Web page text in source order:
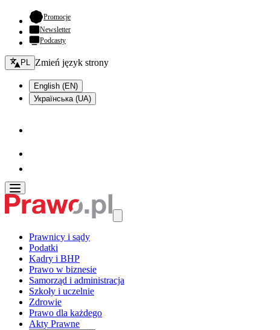
Promocje- otwiera się w nowej karcie
Newsletter
Podcasty
Zmień język - bieżący:
PL Zmień język strony
English (EN)
Українська (UA)
Prawnicy i sądy
Podatki
Kadry i BHP
Prawo w biznesie
Samorząd i administracja
Szkoły i uczelnie
Zdrowie
Prawo dla każdego
Akty Prawne